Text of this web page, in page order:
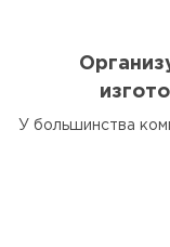
У большинства